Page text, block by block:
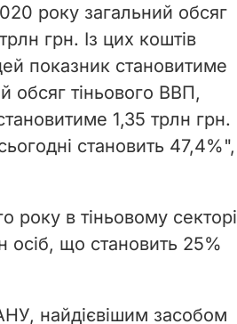
року загальний обсяг
грн. Із цих коштів
показник становитиме
обсяг тіньового ВВП,
1,35 трлн грн.
становить 47,4%",
року в тіньовому секторі
осіб, що становить 25%
найдієвішим засобом